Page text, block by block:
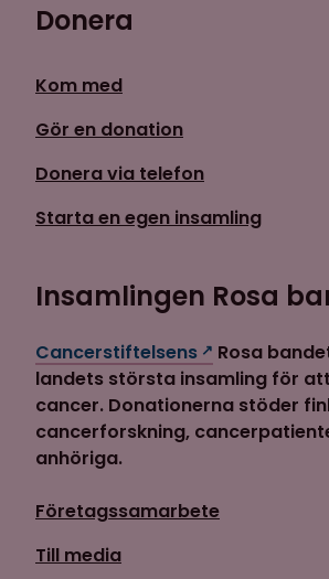
Donera
Kom med
Gör en donation
Donera via telefon
Starta en egen insamling
Insamlingen Rosa
Cancerstiftelsens
Rosa
landets största insamling för
cancer. Donationerna stöder
cancerforskning,
anhöriga.
Företagssamarbete
Till media